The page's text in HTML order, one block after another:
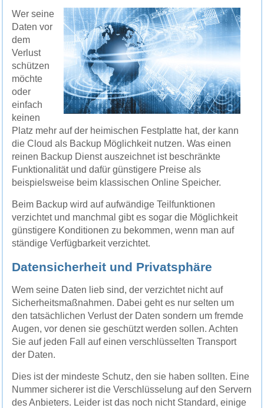
Wer seine
Daten vor
dem
Verlust
schützen
möchte
oder
einfach
keinen
Platz mehr auf der heimischen Festplatte hat, der kann
die Cloud als Backup Möglichkeit nutzen. Was einen
reinen Backup Dienst auszeichnet ist beschränkte
Funktionalität und dafür günstigere Preise als
beispielsweise beim klassischen Online Speicher.
Beim Backup wird auf aufwändige Teilfunktionen
verzichtet und manchmal gibt es sogar die Möglichkeit
günstigere Konditionen zu bekommen, wenn man auf
ständige Verfügbarkeit verzichtet.
Datensicherheit und Privatsphäre
Wem seine Daten lieb sind, der verzichtet nicht auf
Sicherheitsmaßnahmen. Dabei geht es nur selten um
den tatsächlichen Verlust der Daten sondern um fremde
Augen, vor denen sie geschützt werden sollen. Achten
Sie auf jeden Fall auf einen verschlüsselten Transport
der Daten.
Dies ist der mindeste Schutz, den sie haben sollten. Eine
Nummer sicherer ist die Verschlüsselung auf den Servern
des Anbieters. Leider ist das noch nicht Standard, einige